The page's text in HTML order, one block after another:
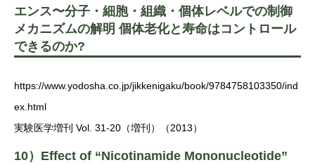
エンス〜分子・細胞・組織・個体レベルでの制御
メカニズムの解明 個体老化と寿命はコントロール
できるのか?
https://www.yodosha.co.jp/jikkenigaku/book/9784758103350/ind
ex.html
実験医学増刊 Vol. 31-20（増刊）（2013）
10）Effect of “Nicotinamide Mononucleotide”